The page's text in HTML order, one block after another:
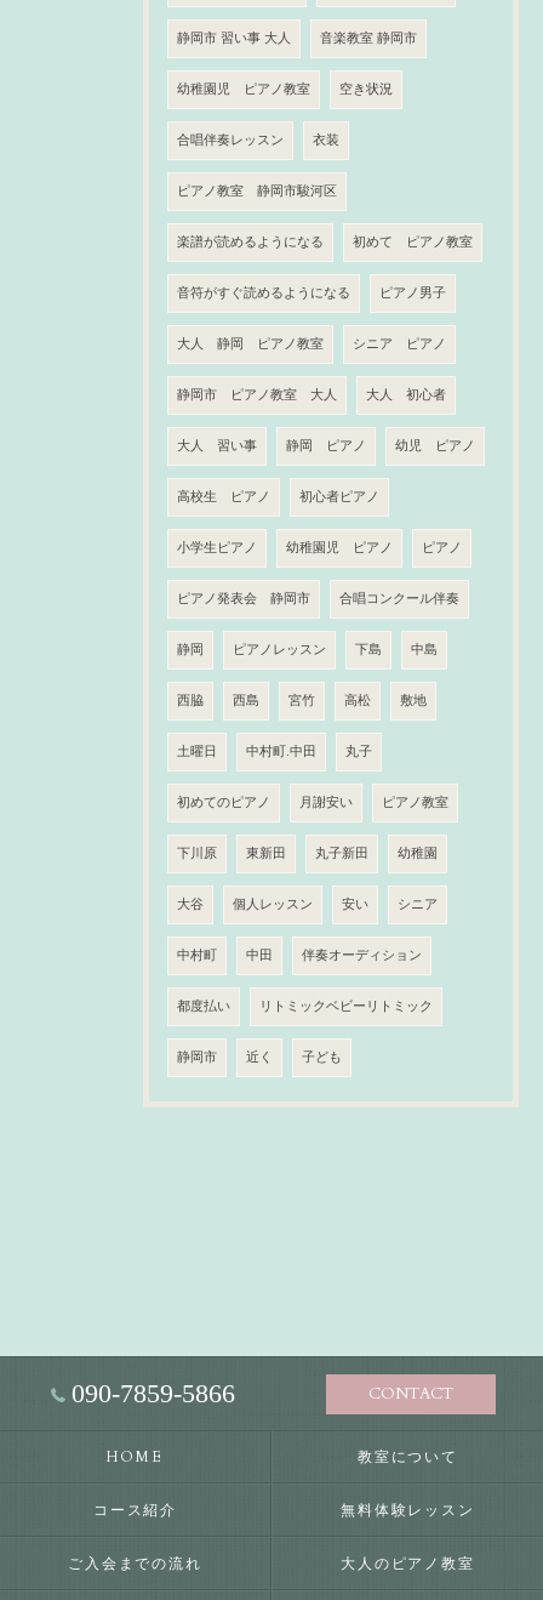
静岡市 習い事 大人 音楽教室 静岡市
幼稚園児 ピアノ教室 空き状況
合唱伴奏レッスン 衣装
ピアノ教室 静岡市駿河区
楽譜が読めるようになる 初めて ピアノ教室
音符がすぐ読めるようになる ピアノ男子
大人 静岡 ピアノ教室 シニア ピアノ
静岡市 ピアノ教室 大人 大人 初心者
大人 習い事 静岡 ピアノ 幼児 ピアノ
高校生 ピアノ 初心者ピアノ
小学生ピアノ 幼稚園児 ピアノ ピアノ
ピアノ発表会 静岡市 合唱コンクール伴奏
静岡 ピアノレッスン 下島 中島
西脇 西島 宮竹 高松 敷地
土曜日 中村町.中田 丸子
初めてのピアノ 月謝安い ピアノ教室
下川原 東新田 丸子新田 幼稚園
大谷 個人レッスン 安い シニア
中村町 中田 伴奏オーディション
都度払い リトミックベビーリトミック
静岡市 近く 子ども
090-7859-5866 CONTACT
HOME 教室について
コース紹介 無料体験レッスン
ご入会までの流れ 大人のピアノ教室